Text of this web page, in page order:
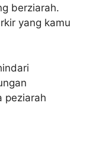
berziarah.
yang kamu
peziarah